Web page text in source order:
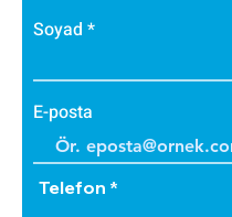
Soyad
E-posta
Telefon